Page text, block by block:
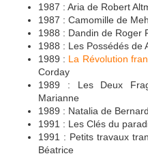
1987 : Aria de Robert
1987 : Camomille de
1988 : Dandin de Roger
1988 : Les Possédés de
1989 : La Révolution
Corday
1989 : Les Deux
Marianne
1989 : Natalia de
1991 : Les Clés du
1991 : Petits travaux
Béatrice